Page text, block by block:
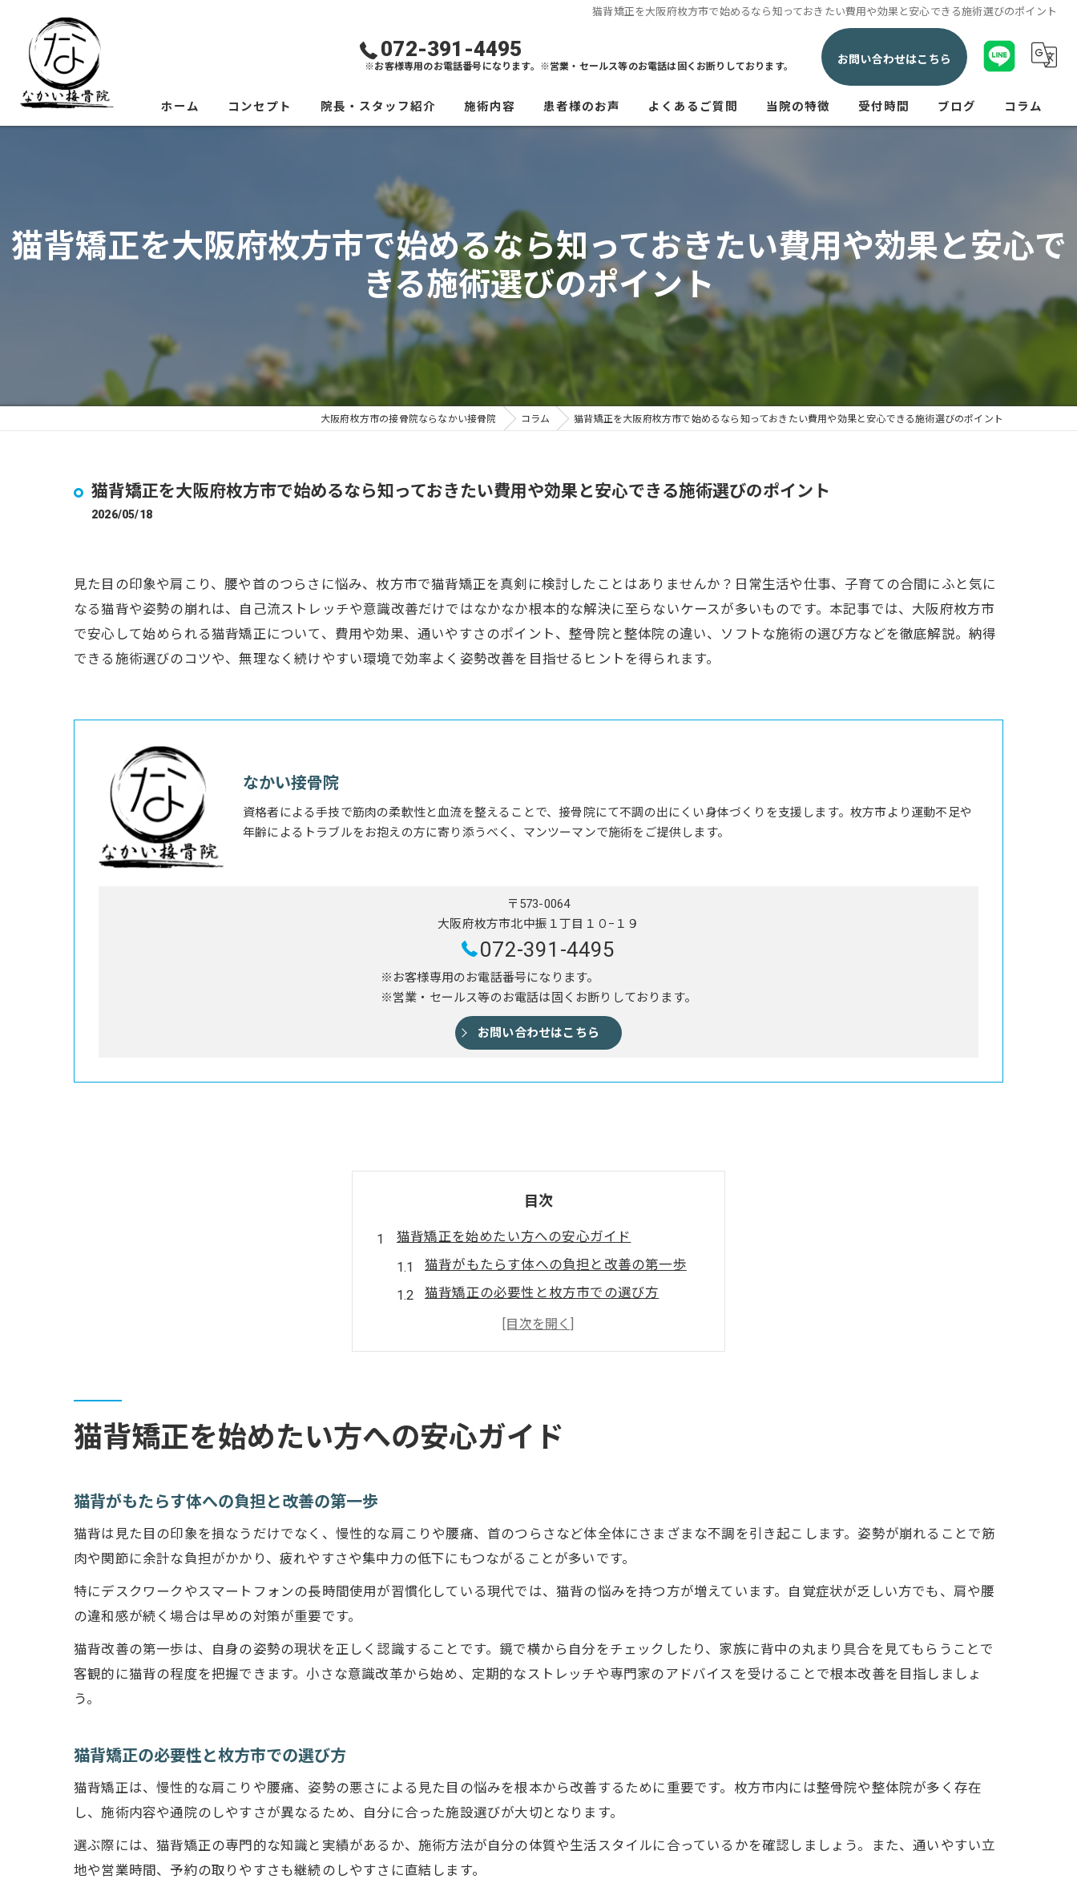
猫背矯正を大阪府枚方市で始めるなら知っておきたい費用や効果と安心できる施術選びのポイント
072-391-4495
※お客様専用のお電話番号になります。※営業・セールス等のお電話は固くお断りしております。
お問い合わせはこちら
ホーム コンセプト 院長・スタッフ紹介 施術内容 患者様のお声 よくあるご質問 当院の特徴
腰痛
神経痛
受付時間 ブログ コラム
猫背矯正を大阪府枚方市で始めるなら知っておきたい費用や効果と安心で
きる施術選びのポイント
大阪府枚方市の接骨院ならなかい接骨院 コラム 猫背矯正を大阪府枚方市で始めるなら知っておきたい費用や効果と安心できる施術選びのポイント
猫背矯正を大阪府枚方市で始めるなら知っておきたい費用や効果と安心できる施術選びのポイント
2026/05/18
見た目の印象や肩こり、腰や首のつらさに悩み、枚方市で猫背矯正を真剣に検討したことはありませんか？日常生活や仕事、子育ての合間にふと気に
なる猫背や姿勢の崩れは、自己流ストレッチや意識改善だけではなかなか根本的な解決に至らないケースが多いものです。本記事では、大阪府枚方市
で安心して始められる猫背矯正について、費用や効果、通いやすさのポイント、整骨院と整体院の違い、ソフトな施術の選び方などを徹底解説。納得
できる施術選びのコツや、無理なく続けやすい環境で効率よく姿勢改善を目指せるヒントを得られます。
なかい接骨院
資格者による手技で筋肉の柔軟性と血流を整えることで、接骨院にて不調の出にくい身体づくりを支援します。枚方市より運動不足や
年齢によるトラブルをお抱えの方に寄り添うべく、マンツーマンで施術をご提供します。
〒573-0064
大阪府枚方市北中振１丁目１０−１９
072-391-4495
※お客様専用のお電話番号になります。
※営業・セールス等のお電話は固くお断りしております。
お問い合わせはこちら
目次
猫背矯正を始めたい方への安心ガイド
猫背がもたらす体への負担と改善の第一歩
猫背矯正の必要性と枚方市での選び方
猫背矯正で期待できる効果と体調変化とは
猫背矯正を継続するための通院ポイント
猫背と肩こり・腰のつらさの関係を解説
猫背矯正で重視されるソフトな施術の特徴
猫背矯正で安心感を得るためのポイント
猫背改善の専門性と施術内容の比較
猫背矯正院選びで重視したいポイント
猫背矯正を始めたい方への安心ガイド
猫背がもたらす体への負担と改善の第一歩
猫背は見た目の印象を損なうだけでなく、慢性的な肩こりや腰痛、首のつらさなど体全体にさまざまな不調を引き起こします。姿勢が崩れることで筋
肉や関節に余計な負担がかかり、疲れやすさや集中力の低下にもつながることが多いです。
特にデスクワークやスマートフォンの長時間使用が習慣化している現代では、猫背の悩みを持つ方が増えています。自覚症状が乏しい方でも、肩や腰
の違和感が続く場合は早めの対策が重要です。
猫背改善の第一歩は、自身の姿勢の現状を正しく認識することです。鏡で横から自分をチェックしたり、家族に背中の丸まり具合を見てもらうことで
客観的に猫背の程度を把握できます。小さな意識改革から始め、定期的なストレッチや専門家のアドバイスを受けることで根本改善を目指しましょ
う。
猫背矯正の必要性と枚方市での選び方
猫背矯正は、慢性的な肩こりや腰痛、姿勢の悪さによる見た目の悩みを根本から改善するために重要です。枚方市内には整骨院や整体院が多く存在
し、施術内容や通院のしやすさが異なるため、自分に合った施設選びが大切となります。
選ぶ際には、猫背矯正の専門的な知識と実績があるか、施術方法が自分の体質や生活スタイルに合っているかを確認しましょう。また、通いやすい立
地や営業時間、予約の取りやすさも継続のしやすさに直結します。